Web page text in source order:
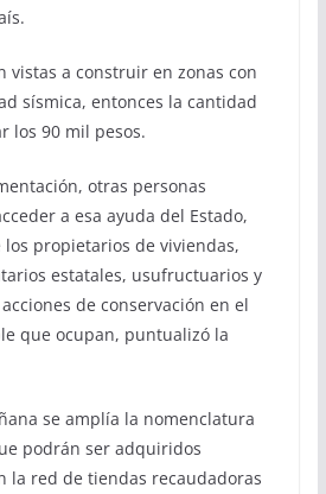
vistas a construir en zonas con
sísmica, entonces la cantidad
los 90 mil pesos.
otras personas
a esa ayuda del Estado,
propietarios de viviendas,
estatales, usufructuarios y
de conservación en el
que ocupan, puntualizó la
se amplía la nomenclatura
podrán ser adquiridos
la red de tiendas recaudadoras